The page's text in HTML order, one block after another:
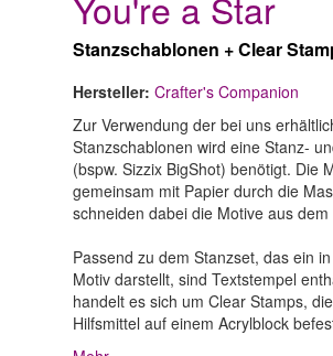
Stanzschablonen + Clear
Hersteller: Crafter's Companion
Zur Verwendung der bei uns
Stanzschablonen wird eine Stanz-
(bspw. Sizzix BigShot) benötigt. Die
gemeinsam mit Papier durch die
schneiden dabei die Motive aus dem
Passend zu dem Stanzset, das ein
Motiv darstellt, sind Textstempel
handelt es sich um Clear Stamps,
Hilfsmittel auf einem Acrylblock